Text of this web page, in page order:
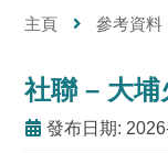
主頁 參考資料
社聯 – 大
發布日期: